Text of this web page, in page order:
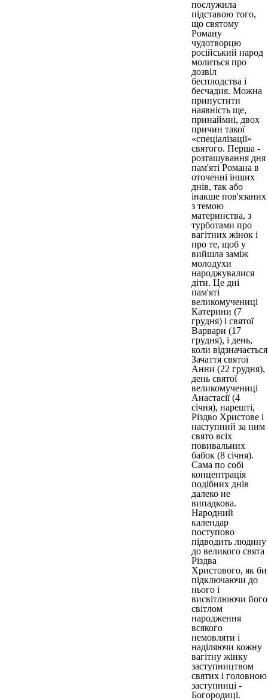
послужила
підставою того,
що святому
Роману
чудотворцю
російський народ
молиться про
дозвіл
бесплодства і
бесчадия. Можна
припустити
наявність ще,
принаймні, двох
причин такої
«спеціалізації»
святого. Перша -
розташування дня
пам'яті Романа в
оточенні інших
днів, так або
інакше пов'язаних
з темою
материнства, з
турботами про
вагітних жінок і
про те, щоб у
вийшла заміж
молодухи
народжувалися
діти. Це дні
пам'яті
великомучениці
Катерини (7
грудня) і святої
Варвари (17
грудня), і день,
коли відзначається
Зачаття святої
Анни (22 грудня),
день святої
великомучениці
Анастасії (4
січня), нарешті,
Різдво Христове і
наступний за ним
свято всіх
повивальних
бабок (8 січня).
Сама по собі
концентрація
подібних днів
далеко не
випадкова.
Народний
календар
поступово
підводить людину
до великого свята
Різдва
Христового, як би
підключаючи до
нього і
висвітлюючи його
світлом
народження
всякого
немовляти і
наділяючи кожну
вагітну жінку
заступництвом
святих і головною
заступниці -
Богородиці.